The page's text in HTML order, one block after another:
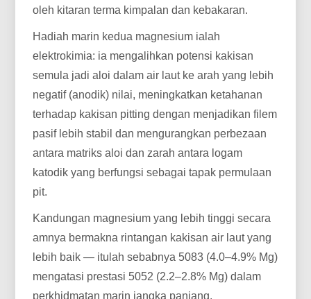
oleh kitaran terma kimpalan dan kebakaran.
Hadiah marin kedua magnesium ialah
elektrokimia: ia mengalihkan potensi kakisan
semula jadi aloi dalam air laut ke arah yang lebih
negatif (anodik) nilai, meningkatkan ketahanan
terhadap kakisan pitting dengan menjadikan filem
pasif lebih stabil dan mengurangkan perbezaan
antara matriks aloi dan zarah antara logam
katodik yang berfungsi sebagai tapak permulaan
pit.
Kandungan magnesium yang lebih tinggi secara
amnya bermakna rintangan kakisan air laut yang
lebih baik — itulah sebabnya 5083 (4.0–4.9% Mg)
mengatasi prestasi 5052 (2.2–2.8% Mg) dalam
perkhidmatan marin jangka panjang.